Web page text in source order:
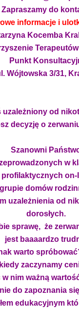
Zapraszamy do
informacje i
Kocemba
Punkt
Wójtowska 3/31,
uzależniony od
decyzję o
Szanowni
w
on-
domów
uzależnienia od
dorosłych.
sprawę, że
jest baaaardzo
warto
zaczynamy
w nim ważną
do zapoznania
edukacyjnym